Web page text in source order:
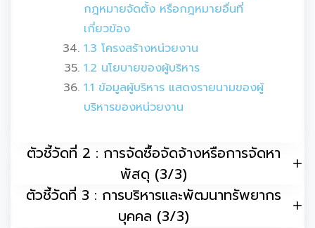
กฎหมายจัดตั้ง หรือกฎหมายอื่นที่
เกี่ยวข้อง
1.3 โครงสร้างหน่วยงาน
1.2 นโยบายของผู้บริหาร
1.1 ข้อมูลผู้บริหาร แสดงรายนามของผู้
บริหารของหน่วยงาน
ตัวชี้วัดที่ 2 : การจัดซื้อจัดจ้างหรือการจัดหา
พัสดุ (3/3)
ตัวชี้วัดที่ 3 : การบริหารและพัฒนาทรัพยากร
บุคคล (3/3)